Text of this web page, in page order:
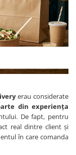
erau considerate
din experiența
De fapt, pentru
real dintre client și
în care comanda